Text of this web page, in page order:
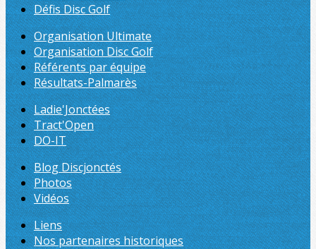
Défis Disc Golf
Organisation Ultimate
Organisation Disc Golf
Référents par équipe
Résultats-Palmarès
Ladie'Jonctées
Tract'Open
DO-IT
Blog Discjonctés
Photos
Vidéos
Liens
Nos partenaires historiques